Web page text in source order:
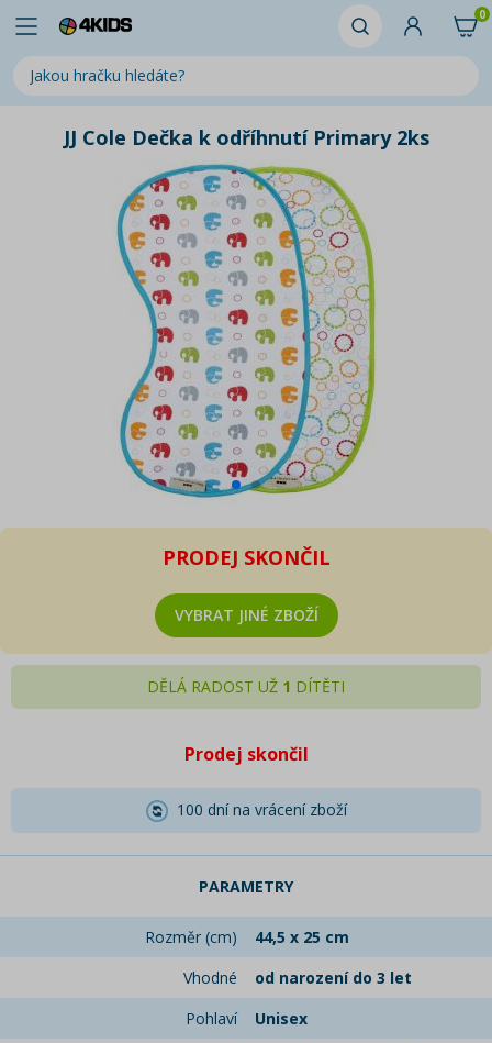
0
JJ Cole Dečka k odříhnutí Primary 2ks
PRODEJ SKONČIL
VYBRAT JINÉ ZBOŽÍ
DĚLÁ RADOST UŽ 1 DÍTĚTI
Prodej skončil
100 dní na vrácení zboží
PARAMETRY
Rozměr (cm)
44,5 x 25 cm
Vhodné
od narození do 3 let
Pohlaví
Unisex